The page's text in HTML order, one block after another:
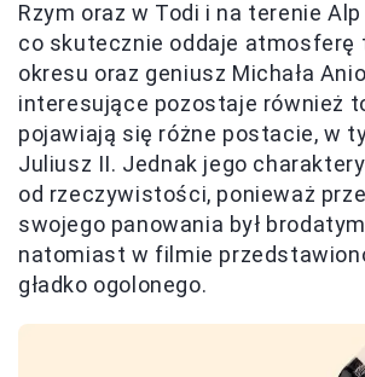
Rzym oraz w Todi i na terenie
co skutecznie oddaje atmosferę
okresu oraz geniusz Michała
interesujące pozostaje również
pojawiają się różne postacie, w
Juliusz II. Jednak jego
od rzeczywistości, ponieważ
swojego panowania był
natomiast w filmie
gładko ogolonego.